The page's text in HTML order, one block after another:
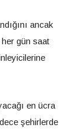
ancak
gün saat
en ücra
şehirlerde